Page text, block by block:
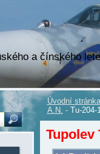
a čínského
Úvodní stránka
A.N. - Tu-204-
Tupolev